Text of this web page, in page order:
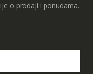
o prodaji i ponudama.